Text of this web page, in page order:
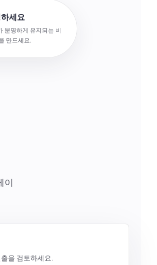
세요
분명하게 유지되는 비
만드세요.
이
을 검토하세요.